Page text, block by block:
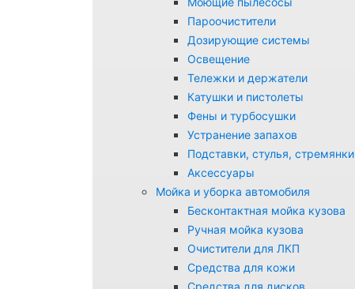
Пароочистители
Дозирующие системы
Освещение
Тележки и держатели
Катушки и пистолеты
Фены и турбосушки
Устранение запахов
Подставки, стулья, стремянки
Аксессуары
Мойка и уборка автомобиля
Бесконтактная мойка кузова
Ручная мойка кузова
Очистители для ЛКП
Средства для кожи